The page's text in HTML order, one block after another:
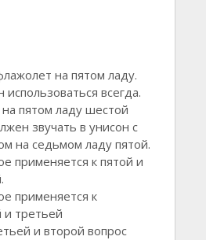
на пятом ладу.
всегда.
пятом ладу шестой
звучать в унисон с
на седьмом ладу пятой.
применяется к пятой и
применяется к
и третьей
и второй вопрос